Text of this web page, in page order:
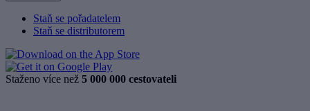
Staň se pořadatelem
Staň se distributorem
Staženo více než 5 000 000 cestovateli